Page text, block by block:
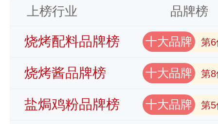
上榜行业 品牌榜
烧烤配料品牌榜 十大品牌 第6
烧烤酱品牌榜 十大品牌 第8
盐焗鸡粉品牌榜 十大品牌 第5